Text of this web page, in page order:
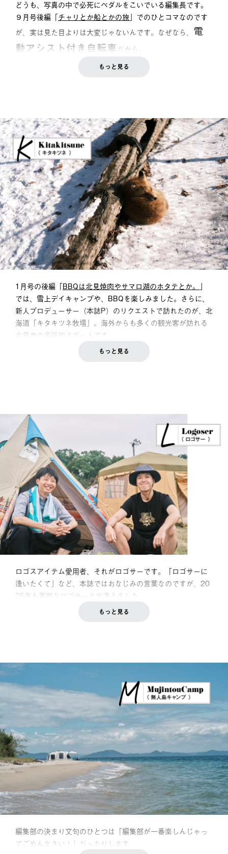
どうも、写真の中で必死にペダルをこいでいる編集長です。
９月号後編「チャリとか船とかの旅」でのひとコマなのです
が、実は見た目よりは大変じゃないんです。なぜなら、 電
動アシスト付き自転車 だから。
もっと見る
1月号の後編「BBQは北見焼肉やサマロ湖のホタテとか。 」
では、雪上デイキャンプや、BBQを楽しみました。さらに、
新人プロデューサー（本誌P）のリクエストで訪れたのが、北
海道「キタキツネ牧場」。海外からも多くの観光客が訪れる
北見市の名所的スポットです。
もっと見る
ロゴスアイテム愛用者、それがロゴサーです。「ロゴサーに
逢いたくて」など、本誌ではおなじみの言葉なのですが、20
25年も素敵なロゴサーと出逢えました。
もっと見る
編集部の決まり文句のひとつは「編集部が一番楽しんじゃっ
てごめんなさい！」だったりします。